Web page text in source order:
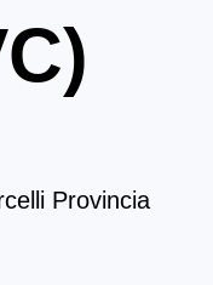
Provincia